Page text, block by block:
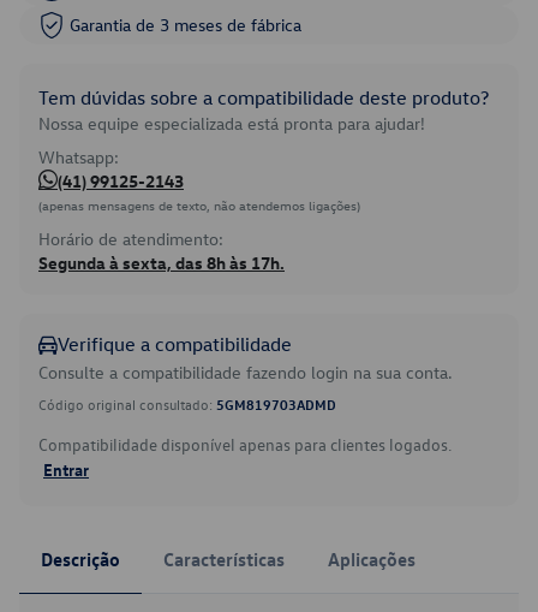
Garantia de 3 meses de fábrica
Tem dúvidas sobre a compatibilidade deste produto?
Nossa equipe especializada está pronta para ajudar!
Whatsapp:
(41) 99125-2143
(apenas mensagens de texto, não atendemos ligações)
Horário de atendimento:
Segunda à sexta, das 8h às 17h.
Verifique a compatibilidade
Consulte a compatibilidade fazendo login na sua conta.
Código original consultado: 5GM819703ADMD
Compatibilidade disponível apenas para clientes logados.
Entrar
Descrição Características Aplicações